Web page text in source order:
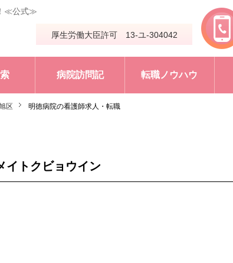
≪公式≫
厚生労働大臣許可 13-ユ-304042
病院訪問記 転職ノウハウ
区 明徳病院の看護師求人・転職
トクビョウイン